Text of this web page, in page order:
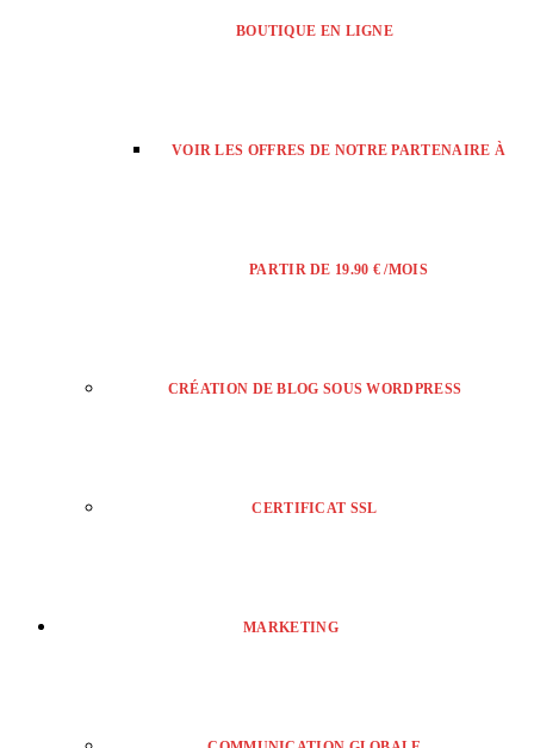
BOUTIQUE EN LIGNE
VOIR LES OFFRES DE NOTRE PARTENAIRE À
PARTIR DE 19.90 € /MOIS
CRÉATION DE BLOG SOUS WORDPRESS
CERTIFICAT SSL
MARKETING